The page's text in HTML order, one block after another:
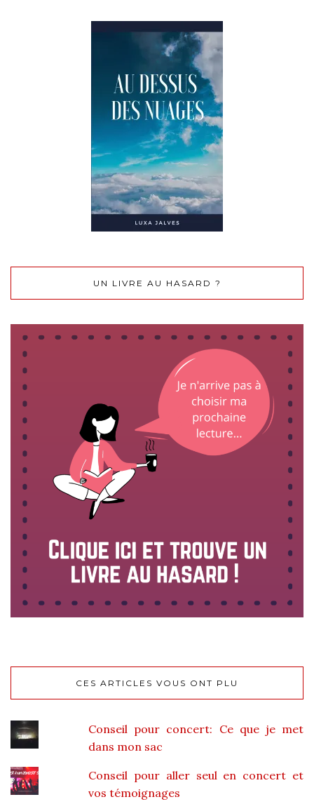
UN LIVRE AU HASARD ?
CES ARTICLES VOUS ONT PLU
Conseil pour concert: Ce que je met
dans mon sac
Conseil pour aller seul en concert et
vos témoignages